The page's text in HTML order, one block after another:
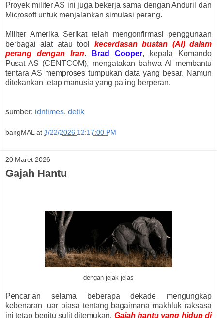
Proyek militer AS ini juga bekerja sama dengan Anduril dan
Microsoft untuk menjalankan simulasi perang.
Militer Amerika Serikat telah mengonfirmasi penggunaan
berbagai alat atau tool kecerdasan buatan (AI) dalam
perang dengan Iran. Brad Cooper, kepala Komando
Pusat AS (CENTCOM), mengatakan bahwa AI membantu
tentara AS memproses tumpukan data yang besar. Namun
ditekankan tetap manusia yang paling berperan.
sumber: idntimes, detik
bangMAL at 3/22/2026 12:17:00 PM
20 Maret 2026
Gajah Hantu
dengan jejak jelas
Pencarian selama beberapa dekade mengungkap
kebenaran luar biasa tentang bagaimana makhluk raksasa
ini tetap begitu sulit ditemukan. Gajah hantu yang hidup di